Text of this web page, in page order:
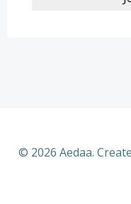
© 2026 Aedaa.